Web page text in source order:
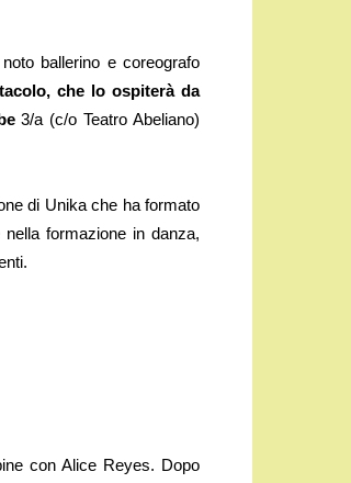
ballerino e coreografo
che lo ospiterà da
3/a (c/o Teatro Abeliano)
di Unika che ha formato
formazione in danza,
con Alice Reyes. Dopo